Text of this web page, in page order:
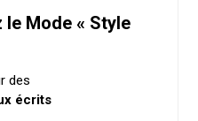
Mode « Style
des
écrits